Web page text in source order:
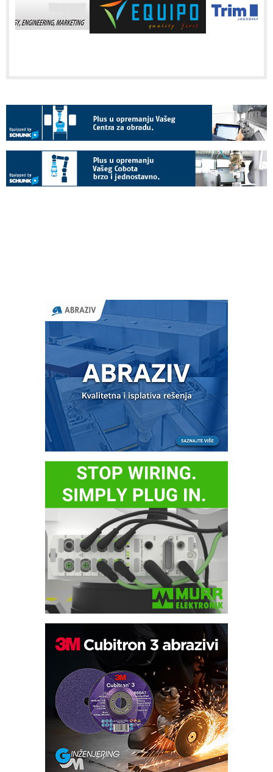
Bezbednost na prvom mestu!
IB BLUMENAUER - više od 40 godina
poverenja u industriji
RMQ-TITAN ADVANCED INDICATOR
– Pametna signalizacija za efikasnije
upravljanje mašinama
Sigurnije ispitivanje transformatora u
solarnim elektranama i vetroparkovima
Pranje točkova na gradilištu- standard
modernog i odgovornog građenja